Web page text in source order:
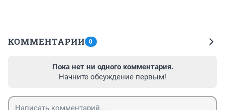
КОММЕНТАРИИ 0
Пока нет ни одного комментария.
Начните обсуждение первым!